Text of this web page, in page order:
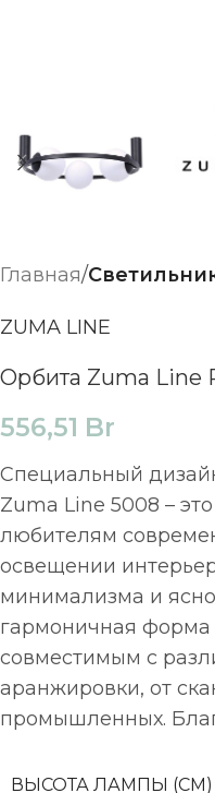
Главная
ZUMA LINE
Орбита Zuma Line
556,51 Br
Специальный
Zuma Line 5008 –
любителям
освещении
минимализма и
гармоничная форма
совместимым с
аранжировки, от
промышленных.
ВЫСОТА ЛАМПЫ (СМ)